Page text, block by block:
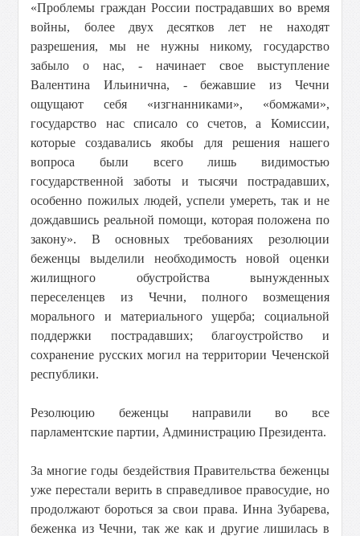
«Проблемы граждан России пострадавших во время
войны, более двух десятков лет не находят
разрешения, мы не нужны никому, государство
забыло о нас, - начинает свое выступление
Валентина Ильинична, - бежавшие из Чечни
ощущают себя «изгнанниками», «бомжами»,
государство нас списало со счетов, а Комиссии,
которые создавались якобы для решения нашего
вопроса были всего лишь видимостью
государственной заботы и тысячи пострадавших,
особенно пожилых людей, успели умереть, так и не
дождавшись реальной помощи, которая положена по
закону». В основных требованиях резолюции
беженцы выделили необходимость новой оценки
жилищного обустройства вынужденных
переселенцев из Чечни, полного возмещения
морального и материального ущерба; социальной
поддержки пострадавших; благоустройство и
сохранение русских могил на территории Чеченской
республики.
Резолюцию беженцы направили во все
парламентские партии, Администрацию Президента.
За многие годы бездействия Правительства беженцы
уже перестали верить в справедливое правосудие, но
продолжают бороться за свои права. Инна Зубарева,
беженка из Чечни, так же как и другие лишилась в